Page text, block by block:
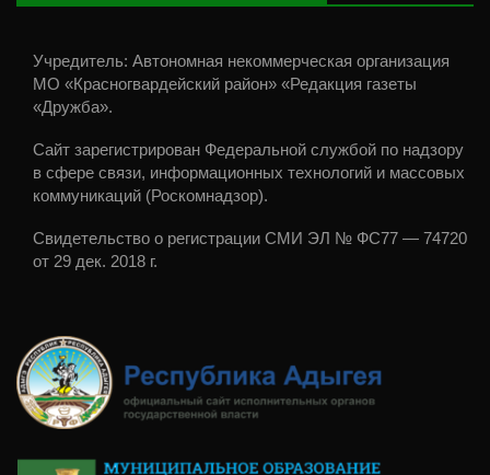
Учредитель: Автономная некоммерческая организация
МО «Красногвардейский район» «Редакция газеты
«Дружба».
Сайт зарегистрирован Федеральной службой по надзору
в сфере связи, информационных технологий и массовых
коммуникаций (Роскомнадзор).
Свидетельство о регистрации СМИ ЭЛ № ФС77 — 74720
от 29 дек. 2018 г.